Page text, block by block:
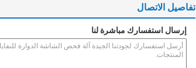
تفاصيل الاتصال
إرسال استفسارك مباشرة لنا